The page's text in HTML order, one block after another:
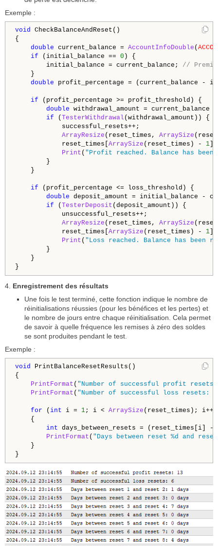
Exemple :
void CheckBalanceAndReset()
{
double current_balance = AccountInfoDouble (
if (initial_balance == 0 ) {
initial_balance = current_balance; //
}
double profit_percentage = (current_balance
if (profit_percentage >= profit_threshold) {
double withdrawal_amount =
if ( TesterWithdrawal (withdrawal_amount)) {
successful_resets++;
ArrayResize (reset_times, ArraySize
reset_times[ ArraySize (reset_times) - 1
Print ( "Profit reached. Balance has
}
}
if (profit_percentage <= loss_threshold) {
double deposit_amount = initial_balance -
if ( TesterDeposit (deposit_amount)) {
unsuccessful_resets++;
ArrayResize (reset_times, ArraySize
reset_times[ ArraySize (reset_times) - 1
Print ( "Loss reached. Balance has
}
}
4. Enregistrement des résultats
Une fois le test terminé, cette fonction indique le nombre de
réinitialisations réussies (pour les bénéfices et les pertes) et
le nombre de jours entre chaque réinitialisation. Cela permet
de savoir à quelle fréquence les remises à zéro des soldes
se sont produites pendant le test.
Exemple :
void PrintBalanceResetResults()
{
PrintFormat ( "Number of successful profit resets:
PrintFormat ( "Number of successful loss resets:
for ( int i = 1; i < ArraySize (reset_times); i++)
{
int days_between_resets = (reset_times[i]
PrintFormat ( "Days between reset %d and
}